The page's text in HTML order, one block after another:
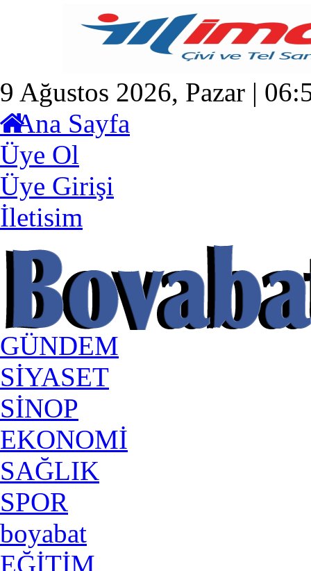
9 Ağustos 2026, Pazar |
Ana Sayfa
Üye Ol
Üye Girişi
İletisim
GÜNDEM
SİYASET
SİNOP
EKONOMİ
SAĞLIK
SPOR
boyabat
EĞİTİM